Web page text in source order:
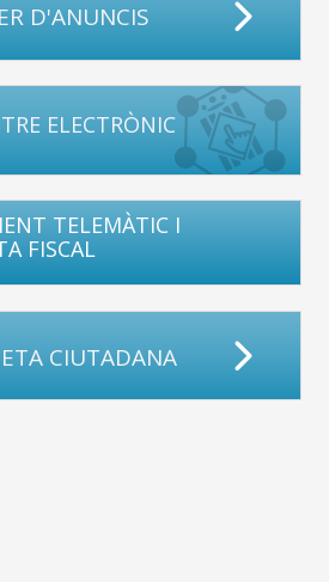
D'ANUNCIS
ELECTRÒNIC
TELEMÀTIC I
FISCAL
CIUTADANA